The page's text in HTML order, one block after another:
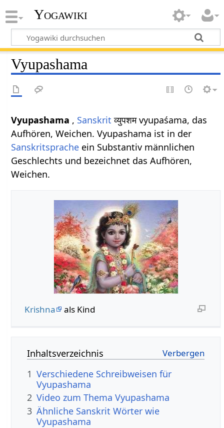
Yogawiki
Vyupashama
Vyupashama , Sanskrit व्युपशम vyupaśama, das
Aufhören, Weichen. Vyupashama ist in der
Sanskritsprache ein Substantiv männlichen
Geschlechts und bezeichnet das Aufhören,
Weichen.
Krishna als Kind
Inhaltsverzeichnis
1 Verschiedene Schreibweisen für
Vyupashama
2 Video zum Thema Vyupashama
3 Ähnliche Sanskrit Wörter wie
Vyupashama